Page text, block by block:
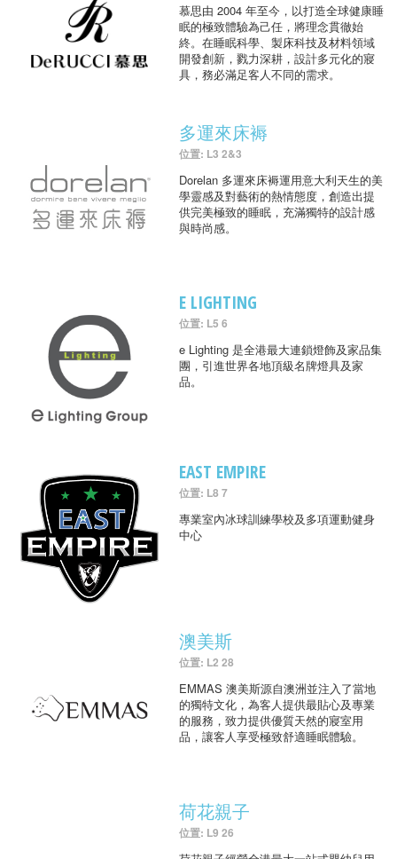
慕思由 2004 年至今，以打造全球健康睡
眠的極致體驗為己任，將理念貫徹始
終。在睡眠科學、製床科技及材料領域
開發創新，戮力深耕，設計多元化的寢
具，務必滿足客人不同的需求。
多運來床褥
位置: L3 2&3
Dorelan 多運來床褥運用意大利天生的美
學靈感及對藝術的熱情態度，創造出提
供完美極致的睡眠，充滿獨特的設計感
與時尚感。
E LIGHTING
位置: L5 6
e Lighting 是全港最大連鎖燈飾及家品集
團，引進世界各地頂級名牌燈具及家
品。
EAST EMPIRE
位置: L8 7
專業室內冰球訓練學校及多項運動健身
中心
澳美斯
位置: L2 28
EMMAS 澳美斯源自澳洲並注入了當地
的獨特文化，為客人提供最貼心及專業
的服務，致力提供優質天然的寢室用
品，讓客人享受極致舒適睡眠體驗。
荷花親子
位置: L9 26